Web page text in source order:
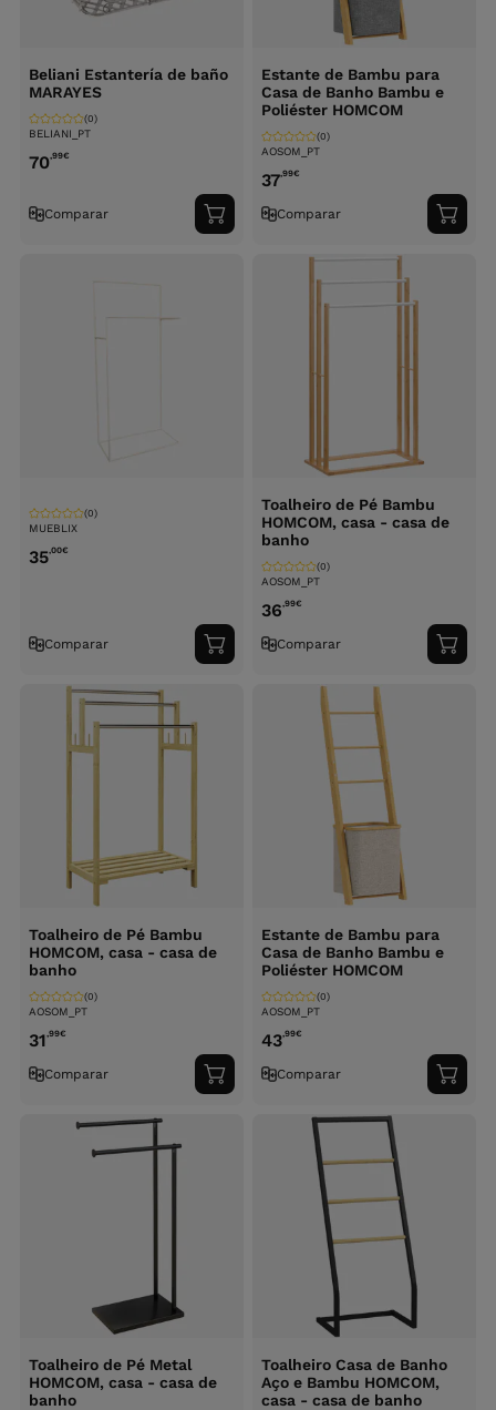
Beliani Estantería de baño
MARAYES
BELIANI_PT
(0)
70,99€
Comparar
Adicionar
ao
Estante de Bambu para
Casa de Banho Bambu e
Poliéster HOMCOM
AOSOM_PT
(0)
37,99€
Comparar
ao
MUEBLIX
(0)
35,00€
Comparar
Adicionar
ao
Toalheiro de Pé Bambu
HOMCOM, casa - casa de
banho
AOSOM_PT
(0)
36,99€
Comparar
ao
Toalheiro de Pé Bambu
HOMCOM, casa - casa de
banho
AOSOM_PT
(0)
31,99€
Comparar
Adicionar
ao
Estante de Bambu para
Casa de Banho Bambu e
Poliéster HOMCOM
AOSOM_PT
(0)
43,99€
Comparar
ao
Toalheiro de Pé Metal
HOMCOM, casa - casa de
banho
Toalheiro Casa de Banho
Aço e Bambu HOMCOM,
casa - casa de banho